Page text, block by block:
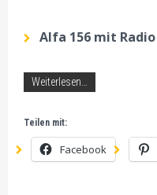
Alfa 156 mit Radio
Weiterlesen…
Teilen mit:
Facebook